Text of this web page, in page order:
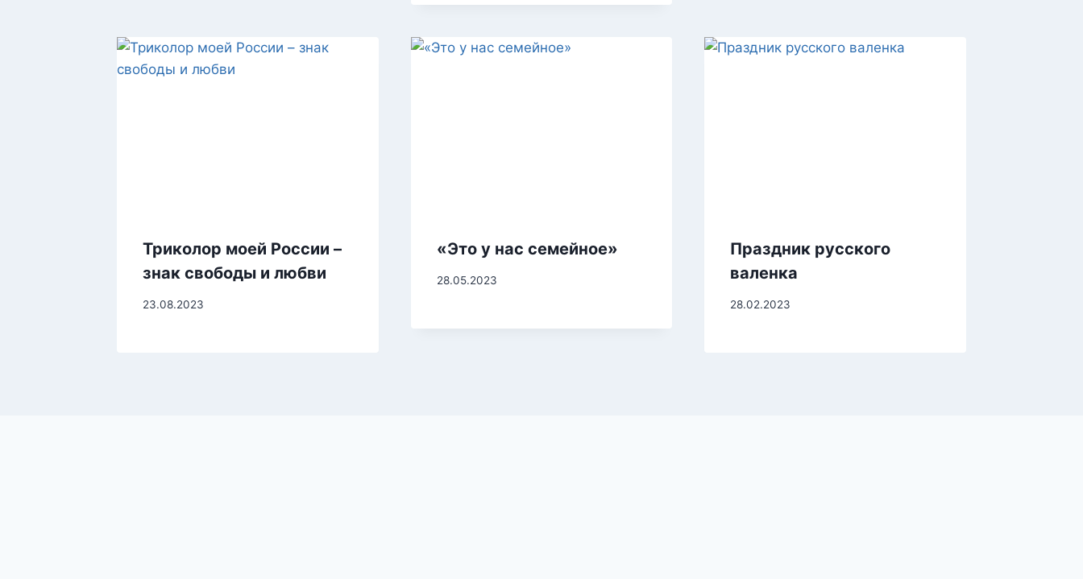
Триколор моей России –
знак свободы и любви
23.08.2023
«Это у нас семейное»
28.05.2023
Праздник русского
валенка
28.02.2023